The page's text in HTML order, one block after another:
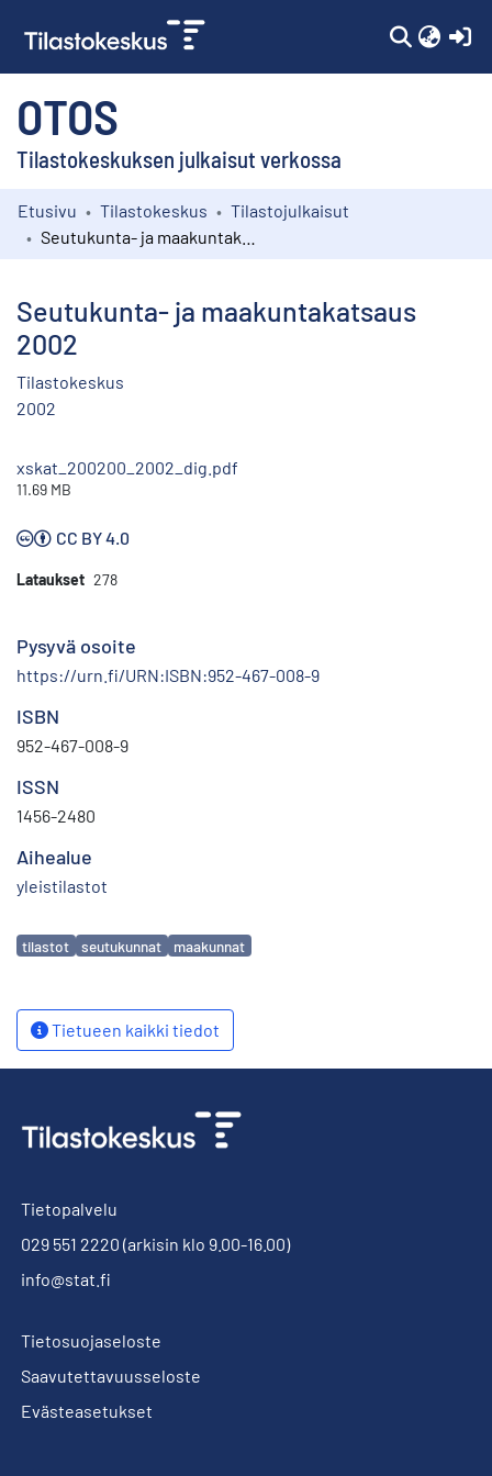
OTOS
Tilastokeskuksen julkaisut verkossa
Kokoelmat
Etusivu Tilastokeskus
Tilastojulkaisut
Seutukunta- ja maakuntakatsaus
2002
Tilastokeskus
2002
xskat_200200_2002_dig.pdf
11.69 MB
CC BY 4.0
Lataukset 278
Pysyvä osoite
https://urn.fi/URN:ISBN:952-467-008-9
ISBN
952-467-008-9
ISSN
1456-2480
Aihealue
yleistilastot
Avainsanat
tilastot seutukunnat maakunnat
Tietueen kaikki tiedot
Tietopalvelu
029 551 2220 (arkisin klo 9.00-16.00)
info@stat.fi
Tietosuojaseloste
Saavutettavuusseloste
Evästeasetukset